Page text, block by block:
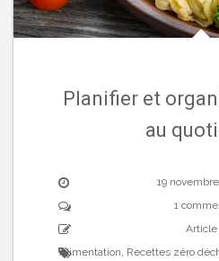
Planifier et
au
19
1
Article
Alimentation, Recettes zéro